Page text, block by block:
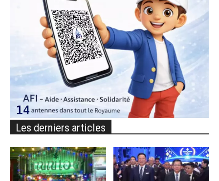
Les derniers articles